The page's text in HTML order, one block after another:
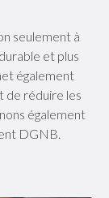
seulement à
et plus
également
de réduire les
également
DGNB.